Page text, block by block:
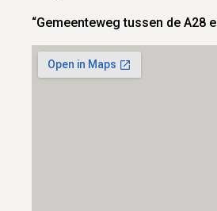
“Gemeenteweg tussen de A28